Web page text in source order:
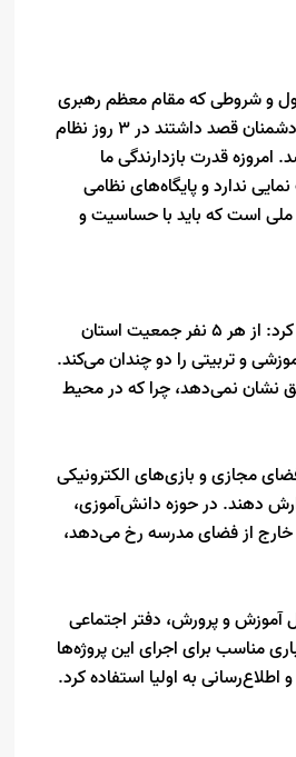
و شروطی که مقام معظم رهبری
اعلام فرمودند مذاکراتی در حال انجام است تا منافع ملی را تأمین نماید. نباید فراموش کنیم که دشمنان قصد داشتند در ۳ روز نظام
امروزه قدرت بازدارندگی ما
ندارد و پایگاه‌های نظامی
ملی است که باید با حساسیت و
معاون سیاسی استاندار بوشهر با اشاره به طرح نظام مراقبت اجتماعی دانش‌آموزان (نماد) بیان کرد: از هر ۵ نفر جمعیت استان
و تربیتی را دو چندان می‌کند.
نشان نمی‌دهد، چرا که در محیط
مجازی و بازی‌های الکترونیکی
دهند. در حوزه دانش‌آموزی،
خارج از فضای مدرسه رخ می‌دهد،
آموزش و پرورش، دفتر اجتماعی
مناسب برای اجرای این پروژه‌ها
به اولیا استفاده کرد.